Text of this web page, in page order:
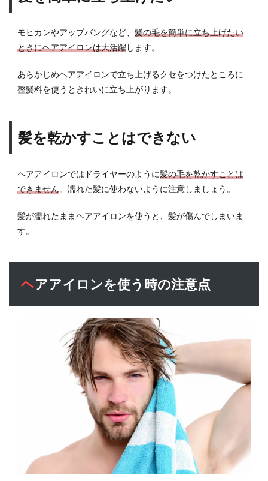
モヒカンやアップバングなど、 髪の毛を簡単に立ち上げたい
ときにヘアアイロンは大活躍します。
あらかじめヘアアイロンで立ち上げるクセをつけたところに
整髪料を使うときれいに立ち上がります。
髪を乾かすことはできない
ヘアアイロンではドライヤーのように髪の毛を乾かすことは
できません。濡れた髪に使わないように注意しましょう。
髪が濡れたままヘアアイロンを使うと、髪が傷んでしまいま
す。
ヘアアイロンを使う時の注意点